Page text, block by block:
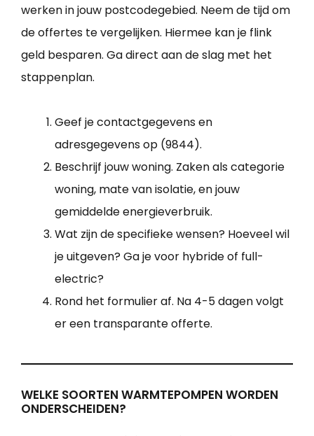
werken in jouw postcodegebied. Neem de tijd om
de offertes te vergelijken. Hiermee kan je flink
geld besparen. Ga direct aan de slag met het
stappenplan.
Geef je contactgegevens en
adresgegevens op (9844).
Beschrijf jouw woning. Zaken als categorie
woning, mate van isolatie, en jouw
gemiddelde energieverbruik.
Wat zijn de specifieke wensen? Hoeveel wil
je uitgeven? Ga je voor hybride of full-
electric?
Rond het formulier af. Na 4-5 dagen volgt
er een transparante offerte.
WELKE SOORTEN WARMTEPOMPEN WORDEN
ONDERSCHEIDEN?